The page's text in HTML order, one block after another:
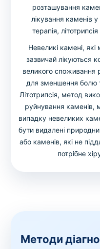
розташування
лікування каменів
терапія,
Невеликі камені,
зазвичай лікуються
великого споживання
для зменшення болю
Літотрипсія, метод
руйнування
випадку невеликих
бути видалені
або каменів, які не
потрібне
Методи